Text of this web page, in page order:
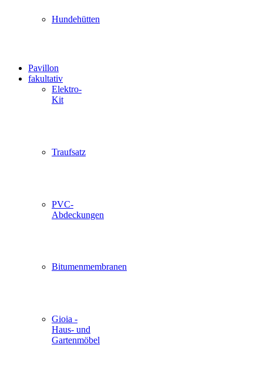
Hundehütten
Pavillon
fakultativ
Elektro-
Kit
Traufsatz
PVC-
Abdeckungen
Bitumenmembranen
Gioia -
Haus- und
Gartenmöbel